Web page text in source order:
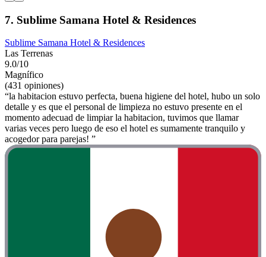
7. Sublime Samana Hotel & Residences
Sublime Samana Hotel & Residences
Las Terrenas
9.0/10
Magnífico
(431 opiniones)
“la habitacion estuvo perfecta, buena higiene del hotel, hubo un solo
detalle y es que el personal de limpieza no estuvo presente en el
momento adecuad de limpiar la habitacion, tuvimos que llamar
varias veces pero luego de eso el hotel es sumamente tranquilo y
acogedor para parejas! ”